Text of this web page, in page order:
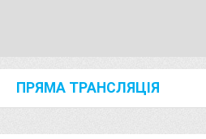
ПРЯМА ТРАНСЛЯЦІЯ